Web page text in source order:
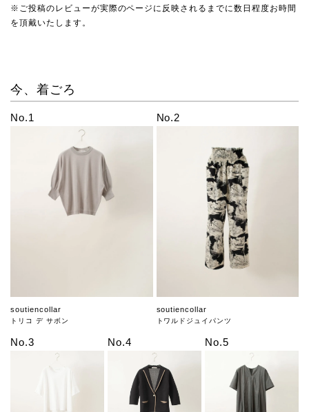
※ご投稿のレビューが実際のページに反映されるまでに数日程度お時間
を頂戴いたします。
今、着ごろ
No.1
soutiencollar
トリコ デ サボン
No.2
soutiencollar
トワルドジュイパンツ
No.3 No.4 No.5